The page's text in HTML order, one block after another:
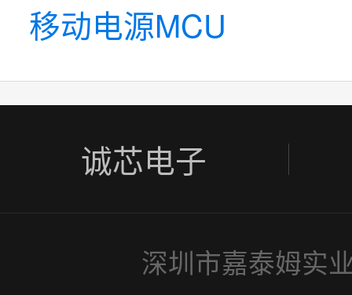
移动电源MCU
诚芯电子
深圳市嘉泰姆实